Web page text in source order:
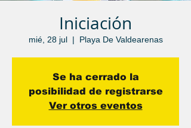
Iniciación
mié, 28 jul
  |
Playa De Valdearenas
Se ha cerrado la
posibilidad de registrarse
Ver otros eventos